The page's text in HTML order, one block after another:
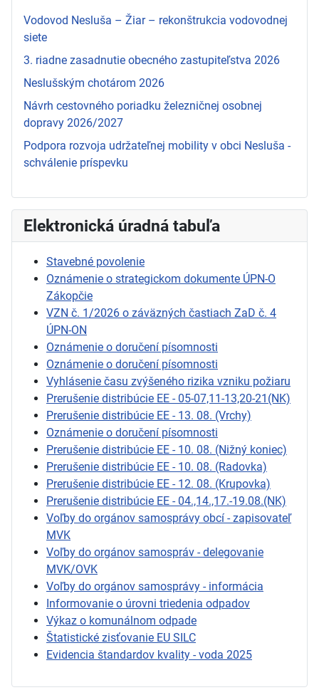
Vodovod Nesluša – Žiar – rekonštrukcia vodovodnej
siete
3. riadne zasadnutie obecného zastupiteľstva 2026
Neslušským chotárom 2026
Návrh cestovného poriadku železničnej osobnej
dopravy 2026/2027
Podpora rozvoja udržateľnej mobility v obci Nesluša -
schválenie príspevku
Elektronická úradná tabuľa
Stavebné povolenie
Oznámenie o strategickom dokumente ÚPN-O
Zákopčie
VZN č. 1/2026 o záväzných častiach ZaD č. 4
ÚPN-ON
Oznámenie o doručení písomnosti
Oznámenie o doručení písomnosti
Vyhlásenie času zvýšeného rizika vzniku požiaru
Prerušenie distribúcie EE - 05-07,11-13,20-21(NK)
Prerušenie distribúcie EE - 13. 08. (Vrchy)
Oznámenie o doručení písomnosti
Prerušenie distribúcie EE - 10. 08. (Nižný koniec)
Prerušenie distribúcie EE - 10. 08. (Radovka)
Prerušenie distribúcie EE - 12. 08. (Krupovka)
Prerušenie distribúcie EE - 04.,14.,17.-19.08.(NK)
Voľby do orgánov samosprávy obcí - zapisovateľ
MVK
Voľby do orgánov samospráv - delegovanie
MVK/OVK
Voľby do orgánov samosprávy - informácia
Informovanie o úrovni triedenia odpadov
Výkaz o komunálnom odpade
Štatistické zisťovanie EU SILC
Evidencia štandardov kvality - voda 2025